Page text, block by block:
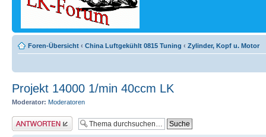
Foren-Übersicht ‹ China Luftgekühlt 0815 Tuning ‹ Zylinder, Kopf u. Motor
Projekt 14000 1/min 40ccm LK
Moderator: Moderatoren
Antwort erstellen